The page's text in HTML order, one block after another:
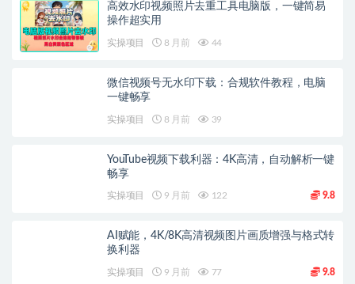
高效水印视频照片去重工具电脑版，一键简易
操作超实用
实操项目 8 月前 44
微信视频号无水印下载：合规软件教程，电脑
一键畅享
实操项目 8 月前 39
YouTube视频下载利器：4K高清，自动解析一键
畅享
实操项目 9 月前 122 9.8
AI赋能，4K/8K高清视频图片画质增强与格式转
换利器
实操项目 9 月前 77 9.8